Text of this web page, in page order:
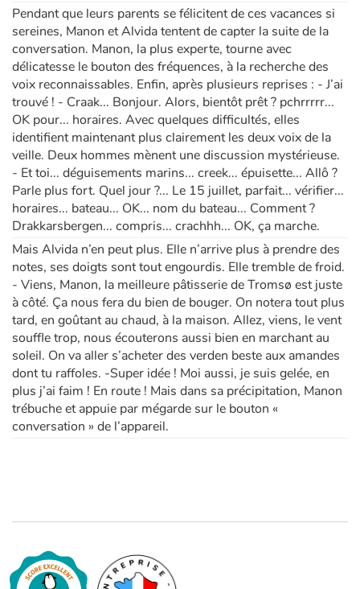
Pendant que leurs parents se félicitent de ces vacances si
sereines, Manon et Alvida tentent de capter la suite de la
conversation. Manon, la plus experte, tourne avec
délicatesse le bouton des fréquences, à la recherche des
voix reconnaissables. Enfin, après plusieurs reprises : - J’ai
trouvé ! - Craak... Bonjour. Alors, bientôt prêt ? pchrrrrr...
OK pour... horaires. Avec quelques difficultés, elles
identifient maintenant plus clairement les deux voix de la
veille. Deux hommes mènent une discussion mystérieuse.
- Et toi... déguisements marins... creek... épuisette... Allô ?
Parle plus fort. Quel jour ?... Le 15 juillet, parfait... vérifier...
horaires... bateau... OK... nom du bateau... Comment ?
Drakkarsbergen... compris... crachhh... OK, ça marche.
Mais Alvida n’en peut plus. Elle n’arrive plus à prendre des
notes, ses doigts sont tout engourdis. Elle tremble de froid.
- Viens, Manon, la meilleure pâtisserie de Tromsø est juste
à côté. Ça nous fera du bien de bouger. On notera tout plus
tard, en goûtant au chaud, à la maison. Allez, viens, le vent
souffle trop, nous écouterons aussi bien en marchant au
soleil. On va aller s’acheter des verden beste aux amandes
dont tu raffoles. -Super idée ! Moi aussi, je suis gelée, en
plus j’ai faim ! En route ! Mais dans sa précipitation, Manon
trébuche et appuie par mégarde sur le bouton «
conversation » de l’appareil.